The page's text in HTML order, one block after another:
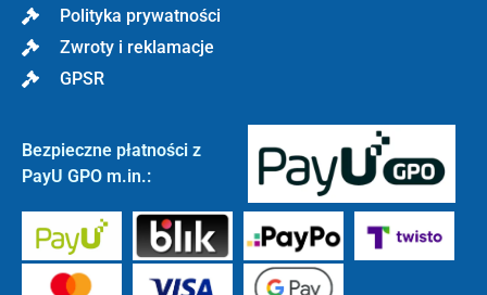
Polityka prywatności
Zwroty i reklamacje
GPSR
Bezpieczne płatności z
PayU GPO m.in.: